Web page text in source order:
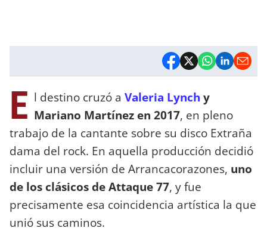
E l destino cruzó a Valeria Lynch y
Mariano Martínez en 2017, en pleno
trabajo de la cantante sobre su disco Extraña
dama del rock. En aquella producción decidió
incluir una versión de Arrancacorazones, uno
de los clásicos de Attaque 77, y fue
precisamente esa coincidencia artística la que
unió sus caminos.